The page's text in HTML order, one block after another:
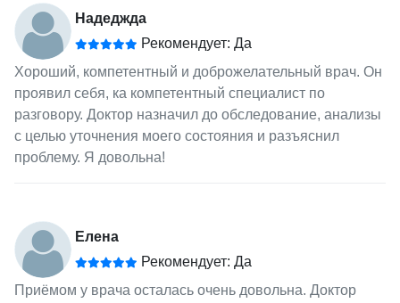
Надеджда
Рекомендует: Да
Хороший, компетентный и доброжелательный врач. Он
проявил себя, ка компетентный специалист по
разговору. Доктор назначил до обследование, анализы
с целью уточнения моего состояния и разъяснил
проблему. Я довольна!
Елена
Рекомендует: Да
Приёмом у врача осталась очень довольна. Доктор